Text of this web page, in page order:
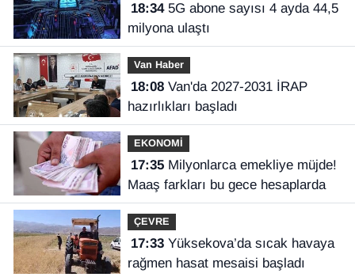
18:345G abone sayısı 4 ayda 44,5
milyona ulaştı
Van Haber
18:08Van'da 2027-2031 İRAP
hazırlıkları başladı
EKONOMİ
17:35Milyonlarca emekliye müjde!
Maaş farkları bu gece hesaplarda
ÇEVRE
17:33Yüksekova’da sıcak havaya
rağmen hasat mesaisi başladı